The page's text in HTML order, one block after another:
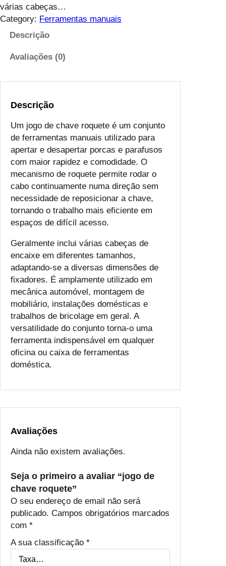
várias cabeças…
Category: Ferramentas manuais
Descrição
Avaliações (0)
Descrição
Um jogo de chave roquete é um conjunto
de ferramentas manuais utilizado para
apertar e desapertar porcas e parafusos
com maior rapidez e comodidade. O
mecanismo de roquete permite rodar o
cabo continuamente numa direção sem
necessidade de reposicionar a chave,
tornando o trabalho mais eficiente em
espaços de difícil acesso.
Geralmente inclui várias cabeças de
encaixe em diferentes tamanhos,
adaptando-se a diversas dimensões de
fixadores. É amplamente utilizado em
mecânica automóvel, montagem de
mobiliário, instalações domésticas e
trabalhos de bricolage em geral. A
versatilidade do conjunto torna-o uma
ferramenta indispensável em qualquer
oficina ou caixa de ferramentas
doméstica.
Avaliações
Ainda não existem avaliações.
Seja o primeiro a avaliar “jogo de
chave roquete”
O seu endereço de email não será
publicado. Campos obrigatórios marcados
com *
A sua classificação *